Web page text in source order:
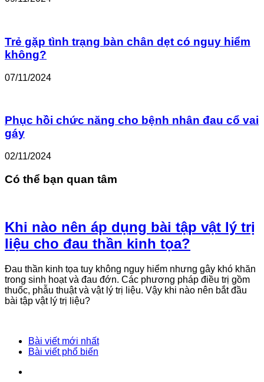
Trẻ gặp tình trạng bàn chân dẹt có nguy hiểm
không?
07/11/2024
Phục hồi chức năng cho bệnh nhân đau cổ vai
gáy
02/11/2024
Có thể bạn quan tâm
Khi nào nên áp dụng bài tập vật lý trị
liệu cho đau thần kinh tọa?
Đau thần kinh tọa tuy không nguy hiểm nhưng gây khó khăn
trong sinh hoạt và đau đớn. Các phương pháp điều trị gồm
thuốc, phẫu thuật và vật lý trị liệu. Vậy khi nào nên bắt đầu
bài tập vật lý trị liệu?
Bài viết mới nhất
Bài viết phổ biến